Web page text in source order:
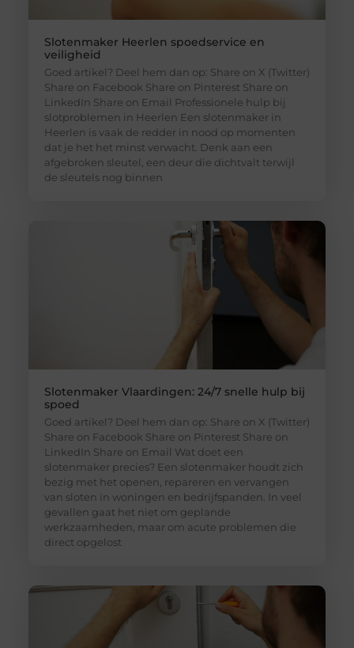
Slotenmaker Heerlen spoedservice en
veiligheid
Goed artikel? Deel hem dan op: Share on X (Twitter)
Share on Facebook Share on Pinterest Share on
LinkedIn Share on Email Professionele hulp bij
slotproblemen in Heerlen Een slotenmaker in
Heerlen is vaak de redder in nood op momenten
dat je het het minst verwacht. Denk aan een
afgebroken sleutel, een deur die dichtvalt terwijl
de sleutels nog binnen
Slotenmaker Vlaardingen: 24/7 snelle hulp bij
spoed
Goed artikel? Deel hem dan op: Share on X (Twitter)
Share on Facebook Share on Pinterest Share on
LinkedIn Share on Email Wat doet een
slotenmaker precies? Een slotenmaker houdt zich
bezig met het openen, repareren en vervangen
van sloten in woningen en bedrijfspanden. In veel
gevallen gaat het niet om geplande
werkzaamheden, maar om acute problemen die
direct opgelost